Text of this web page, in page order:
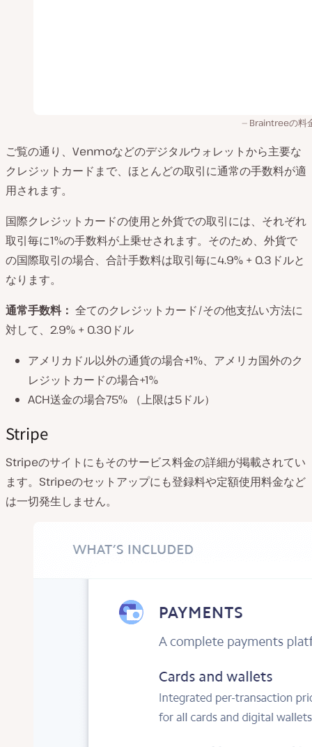
Braintreeの料
ご覧の通り、Venmoなどのデジタルウォレットから主要な
クレジットカードまで、ほとんどの取引に通常の手数料が適
用されます。
国際クレジットカードの使用と外貨での取引には、それぞれ
取引毎に1%の手数料が上乗せされます。そのため、外貨で
の国際取引の場合、合計手数料は取引毎に4.9% + 0.3ドルと
なります。
通常手数料： 全てのクレジットカード/その他支払い方法に
対して、2.9% + 0.30ドル
アメリカドル以外の通貨の場合+1%、アメリカ国外のク
レジットカードの場合+1%
ACH送金の場合75% （上限は5ドル）
Stripe
Stripeのサイトにもそのサービス料金の詳細が掲載されてい
ます。Stripeのセットアップにも登録料や定額使用料金など
は一切発生しません。